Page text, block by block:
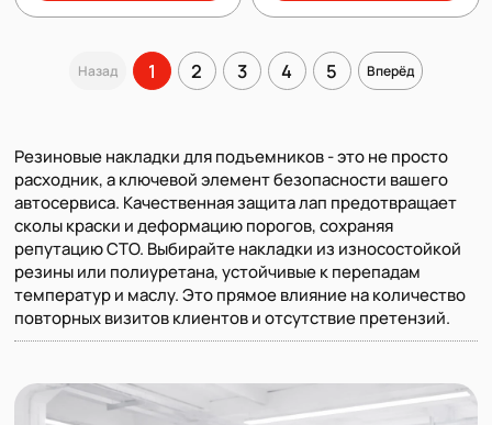
Назад 1 2 3 4 5 Вперёд
Резиновые накладки для подъемников - это не просто
расходник, а ключевой элемент безопасности вашего
автосервиса. Качественная защита лап предотвращает
сколы краски и деформацию порогов, сохраняя
репутацию СТО. Выбирайте накладки из износостойкой
резины или полиуретана, устойчивые к перепадам
температур и маслу. Это прямое влияние на количество
повторных визитов клиентов и отсутствие претензий.